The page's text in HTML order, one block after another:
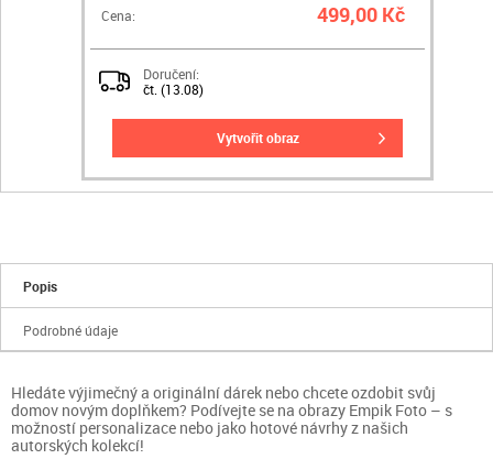
Cena: 499,00 Kč
Doručení:
čt. (13.08)
vytvořit obraz
Popis
Podrobné údaje
Hledáte výjimečný a originální dárek nebo chcete ozdobit svůj
domov novým doplňkem? Podívejte se na obrazy Empik Foto – s
možností personalizace nebo jako hotové návrhy z našich
autorských kolekcí!